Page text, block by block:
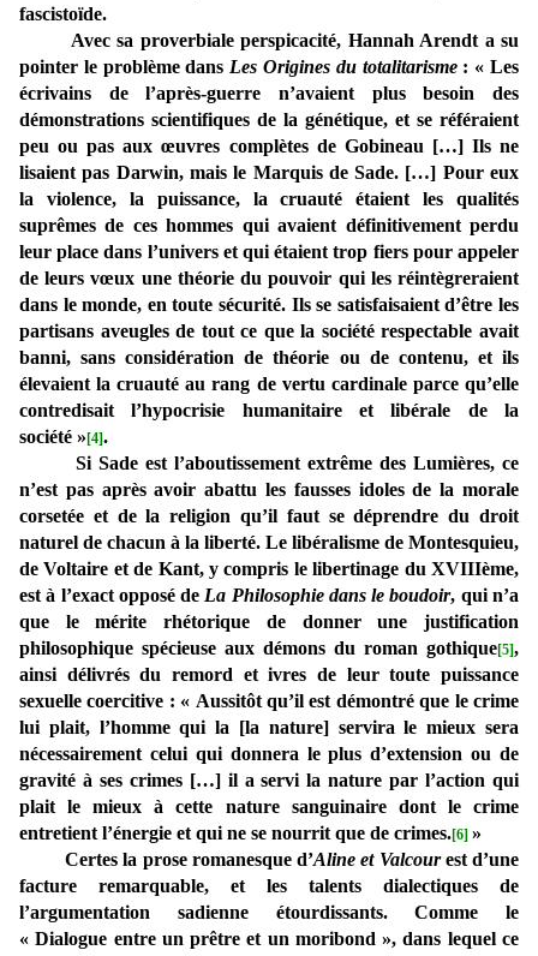
fascistoïde.
Avec sa proverbiale perspicacité, Hannah Arendt a su
pointer le problème dans Les Origines du totalitarisme: « Les
écrivains de l’après-guerre n’avaient plus besoin des
démonstrations scientifiques de la génétique, et se référaient
peu ou pas aux œuvres complètes de Gobineau […] Ils ne
lisaient pas Darwin, mais le Marquis de Sade. […] Pour eux
la violence, la puissance, la cruauté étaient les qualités
suprêmes de ces hommes qui avaient définitivement perdu
leur place dans l’univers et qui étaient trop fiers pour appeler
de leurs vœux une théorie du pouvoir qui les réintègreraient
dans le monde, en toute sécurité. Ils se satisfaisaient d’être les
partisans aveugles de tout ce que la société respectable avait
banni, sans considération de théorie ou de contenu, et ils
élevaient la cruauté au rang de vertu cardinale parce qu’elle
contredisait l’hypocrisie humanitaire et libérale de la
société » [4].
Si Sade est l’aboutissement extrême des Lumières, ce
n’est pas après avoir abattu les fausses idoles de la morale
corsetée et de la religion qu’il faut se déprendre du droit
naturel de chacun à la liberté. Le libéralisme de Montesquieu,
de Voltaire et de Kant, y compris le libertinage du XVIIIème,
est à l’exact opposé de La Philosophie dans le boudoir, qui n’a
que le mérite rhétorique de donner une justification
philosophique spécieuse aux démons du roman gothique[5],
ainsi délivrés du remord et ivres de leur toute puissance
sexuelle coercitive : « Aussitôt qu’il est démontré que le crime
lui plait, l’homme qui la [la nature] servira le mieux sera
nécessairement celui qui donnera le plus d’extension ou de
gravité à ses crimes […] il a servi la nature par l’action qui
plait le mieux à cette nature sanguinaire dont le crime
entretient l’énergie et qui ne se nourrit que de crimes.[6] »
Certes la prose romanesque d’Aline et Valcourest d’une
facture remarquable, et les talents dialectiques de
l’argumentation sadienne étourdissants. Comme le
« Dialogue entre un prêtre et un moribond », dans lequel ce